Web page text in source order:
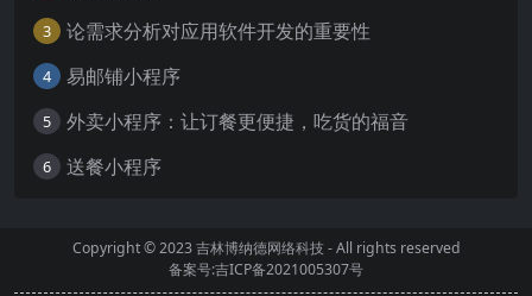
3 论需求分析对应用软件开发的重要性
4 易邮铺小程序
5 外卖小程序：让订餐更便捷，吃货的福音
6 送餐小程序
Copyright © 2023吉林博纳德网络科技- All rights reserved
备案号:吉ICP备2021005307号